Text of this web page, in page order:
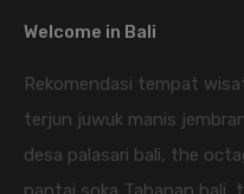
Welcome in Bali
Rekomendasi tempat
terjun juwuk manis
desa palasari bali, the